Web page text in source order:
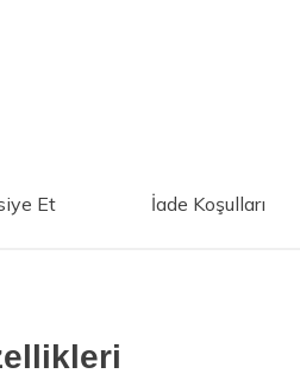
Et İade Koşulları